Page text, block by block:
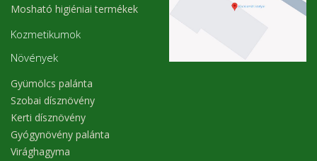
Mosható higiéniai termékek
Kozmetikumok
Növények
Gyümölcs palánta
Szobai dísznövény
Kerti dísznövény
Gyógynövény palánta
Virághagyma